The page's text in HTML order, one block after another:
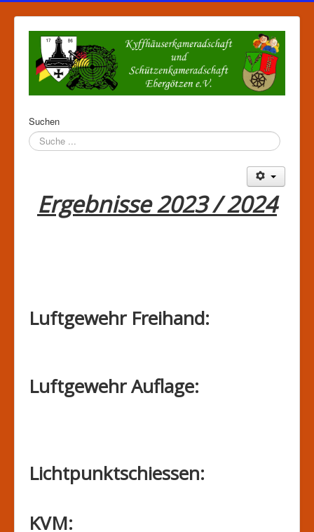
Suchen
Ergebnisse 2023 / 2024
Luftgewehr Freihand:
Luftgewehr Auflage:
Lichtpunktschiessen:
KVM: